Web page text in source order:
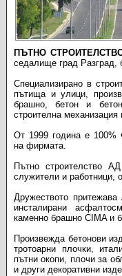
ПЪТНО
седалище град
Специализирано в
пътища и улици,
брашно, бетон и
строителна механизация
От 1999 година е 100%
на фирмата.
Пътно строителство
служители и работници,
Дружеството
инсталирани
каменно брашно CIMA и
Произвежда бетонови
тротоарни плочки,
пътни окопи, плочи за
и други декоративни